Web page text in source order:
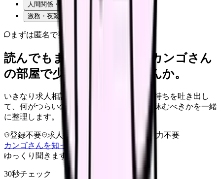
人間関係・職場の雰囲気
激務・夜勤の負担
まずは匿名で整理
読んでもまだ苦しいなら、カンゴさん
の部屋で少し話してみませんか。
いきなり求人相談には進みません。今の気持ちを吐き出し
て、何がつらいのか、辞めるべきか、少し休むべきかを一緒
に整理します。
登録不要 求人押し売りなし
病院名は入力不要
カンゴさんを知ってから相談する
ゆっくり聞きます
30秒チェック